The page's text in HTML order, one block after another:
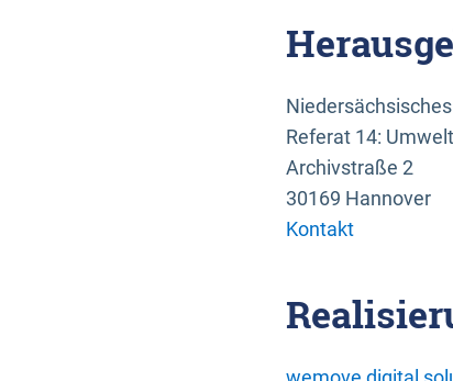
Referat 14:
Archivstraße 2
30169 Hannover
Kontakt